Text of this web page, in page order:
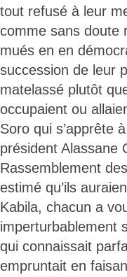
tout refusé à leur
comme sans doute
mués en en
succession de leur
matelassé plutôt
occupaient ou
Soro qui s’apprête
président Alassane
Rassemblement
estimé qu’ils
Kabila, chacun a
imperturbablement
qui connaissait
empruntait en